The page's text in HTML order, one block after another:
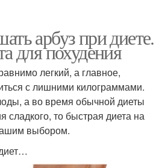
арбуз при диете.
для похудения
легкий, а главное,
с лишними килограммами.
а во время обычной диеты
сладкого, то быстрая диета на
выбором.